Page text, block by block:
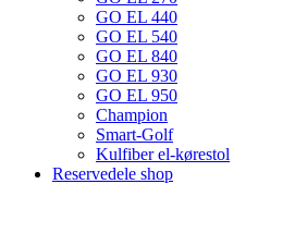
GO EL 440
GO EL 540
GO EL 840
GO EL 930
GO EL 950
Champion
Smart-Golf
Kulfiber el-kørestol
Reservedele shop